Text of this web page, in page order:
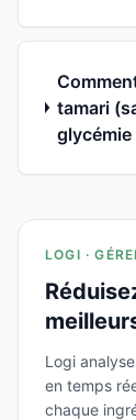
tamari
glycémie
LOGI ·
Logi
en temps
chaque